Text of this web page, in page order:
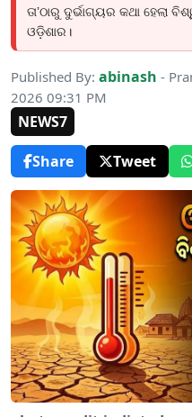
ତା’ଠାରୁ ଦୁର୍ଭାଗ୍ୟର କଥା
ଓଡ଼ିଶାର।
Published By: abinash -
2026 09:31 PM
NEWS7
Share
Tweet